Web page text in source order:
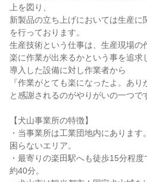
上を図り、
新製品の立ち上げにおいては生産
を行っております。
生産技術という仕事は、生産現場の
楽に作業が出来るかという事を追求
導入した設備に対し作業者から
『作業がとても楽になったよ。あり
と感謝されるのがやりがいの一つで
【犬山事業所の特徴】
・当事業所は工業団地内にありま
困らないエリア。
・最寄りの楽田駅へも徒歩15分程
約40分。